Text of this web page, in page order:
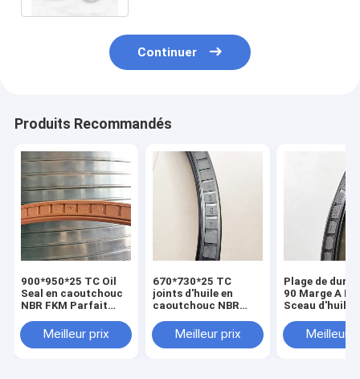
Continuer
Produits Recommandés
900*950*25 TC Oil
Seal en caoutchouc
NBR FKM Parfait
de scellement
Meilleur prix
670*730*25 TC
joints d'huile en
caoutchouc NBR
résistance à haute
température
Meilleur prix
Plage de
90 Marge A
Sceau d'huile
600*640*20
toutes les
Meilleur